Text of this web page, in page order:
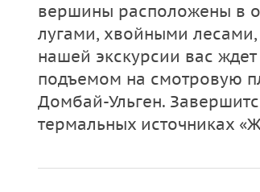
вершины расположены в
лугами, хвойными
нашей экскурсии вас
подъемом на смотровую
Домбай-Ульген.
термальных источниках